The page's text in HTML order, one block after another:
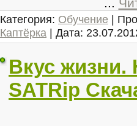
Категория: Обучение |
Каптёрка | Дата:
Вкус жизни.
SATRip